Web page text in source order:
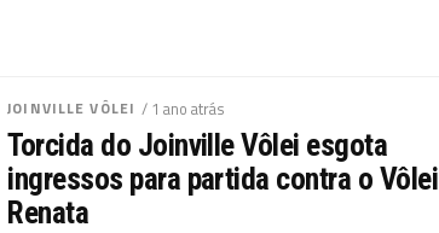
JOINVILLE VÔLEI / 1 ano atrás
Torcida do Joinville Vôlei esgota
ingressos para partida contra o Vôlei
Renata